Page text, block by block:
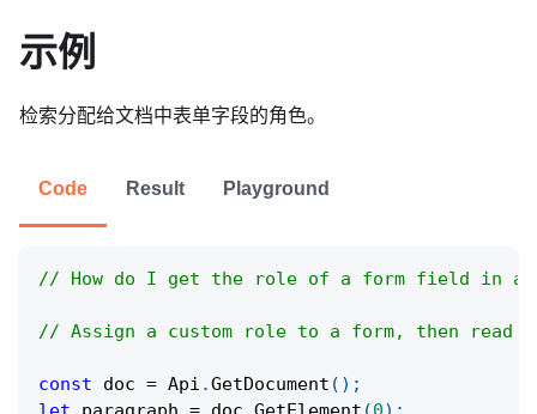
示例
检索分配给文档中表单字段的角色。
Code Result Playground
// How do I get the role of a form field in a
// Assign a custom role to a form, then read
const doc = Api .GetDocument ( ) ;